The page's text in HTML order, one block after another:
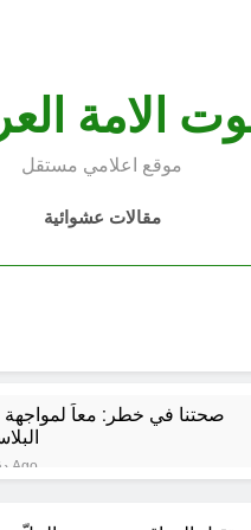
الامة
موقع اعلامي مستقل
مقالات عشوائية
صحتنا في خطر: معاً لمواجهة
56 دقيقة Ago